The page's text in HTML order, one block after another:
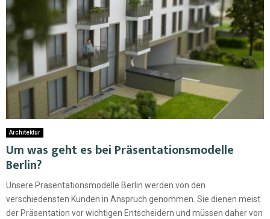
Architektur
Um was geht es bei Präsentationsmodelle
Berlin?
Unsere Präsentationsmodelle Berlin werden von den
verschiedensten Kunden in Anspruch genommen. Sie dienen meist
der Präsentation vor wichtigen Entscheidern und müssen daher von